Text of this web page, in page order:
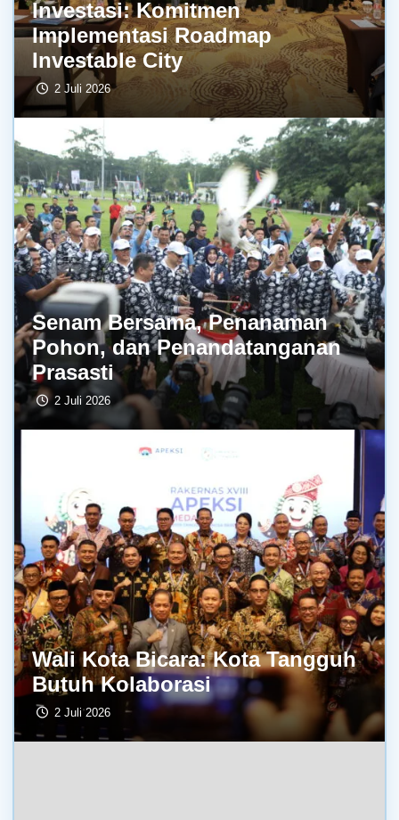
Investasi: Komitmen
Implementasi Roadmap
Investable City
2 Juli 2026
Senam Bersama, Penanaman
Pohon, dan Penandatanganan
Prasasti
2 Juli 2026
Wali Kota Bicara: Kota Tangguh
Butuh Kolaborasi
2 Juli 2026